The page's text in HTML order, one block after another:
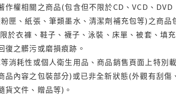
作權相關之商品(包含但不限於CD、VCD、
匣、紙張、筆類墨水、清潔劑補充包等)之商品
於衣褲、鞋子、襪子、泳裝、床單、被套、填
復之髒污或磨損痕跡。
消耗性或個人衛生用品、商品銷售頁面上特別
品內容之包裝部分)或已非全新狀態(外觀有刮
貨文件、贈品等)。